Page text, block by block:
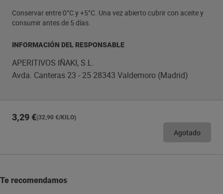
Conservar entre 0°C y +5°C. Una vez abierto cubrir con aceite y
consumir antes de 5 días.
INFORMACIÓN DEL RESPONSABLE
APERITIVOS IÑAKI, S.L.
Avda. Canteras 23 - 25 28343 Valdemoro (Madrid)
3,29 €(32,90 €/KILO)
Agotado
Te recomendamos